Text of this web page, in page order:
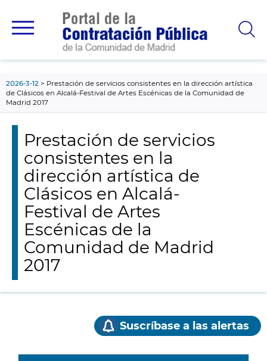
principal
2026-3-12
Prestación de servicios consistentes en la dirección artística
de Clásicos en Alcalá-Festival de Artes Escénicas de la Comunidad de
Madrid 2017
Prestación de servicios
consistentes en la
dirección artística de
Clásicos en Alcalá-
Festival de Artes
Escénicas de la
Comunidad de Madrid
2017
Suscríbase a las alertas